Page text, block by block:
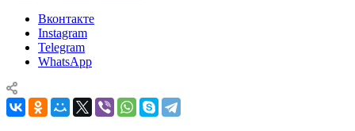
Вконтакте
Instagram
Telegram
WhatsApp